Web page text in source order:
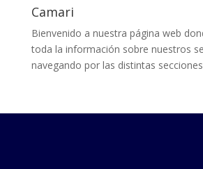
Camari
Bienvenido a nuestra página web
toda la información sobre nuestros
navegando por las distintas